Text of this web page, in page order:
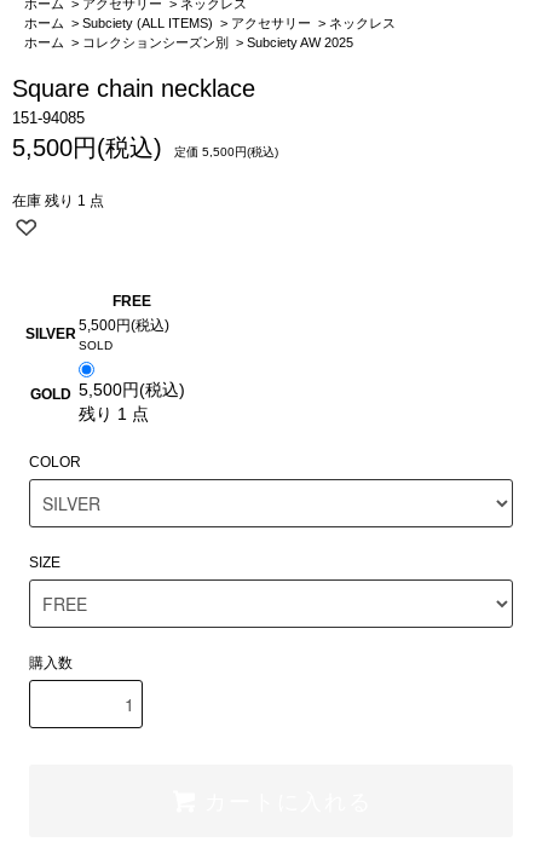
ホーム > アクセサリー > ネックレス
ホーム > Subciety (ALL ITEMS) > アクセサリー > ネックレス
ホーム > コレクションシーズン別 > Subciety AW 2025
Square chain necklace
151-94085
5,500円(税込) 定価 5,500円(税込)
在庫 残り 1 点
FREE
SILVER 5,500円(税込)
GOLD 5,500円(税込)
残り 1 点
COLOR
SIZE
購入数